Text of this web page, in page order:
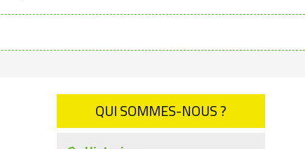
QUI SOMMES-NOUS ?